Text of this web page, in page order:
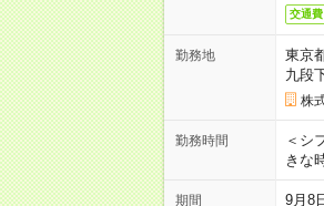
交通費
勤務地
東京
九段
株
勤務時間
＜シ
きな
期間 9月8